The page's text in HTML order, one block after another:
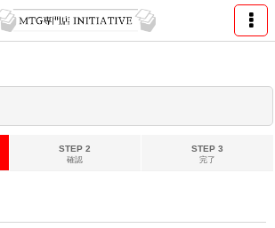
STEP 2
確認
STEP 3
完了